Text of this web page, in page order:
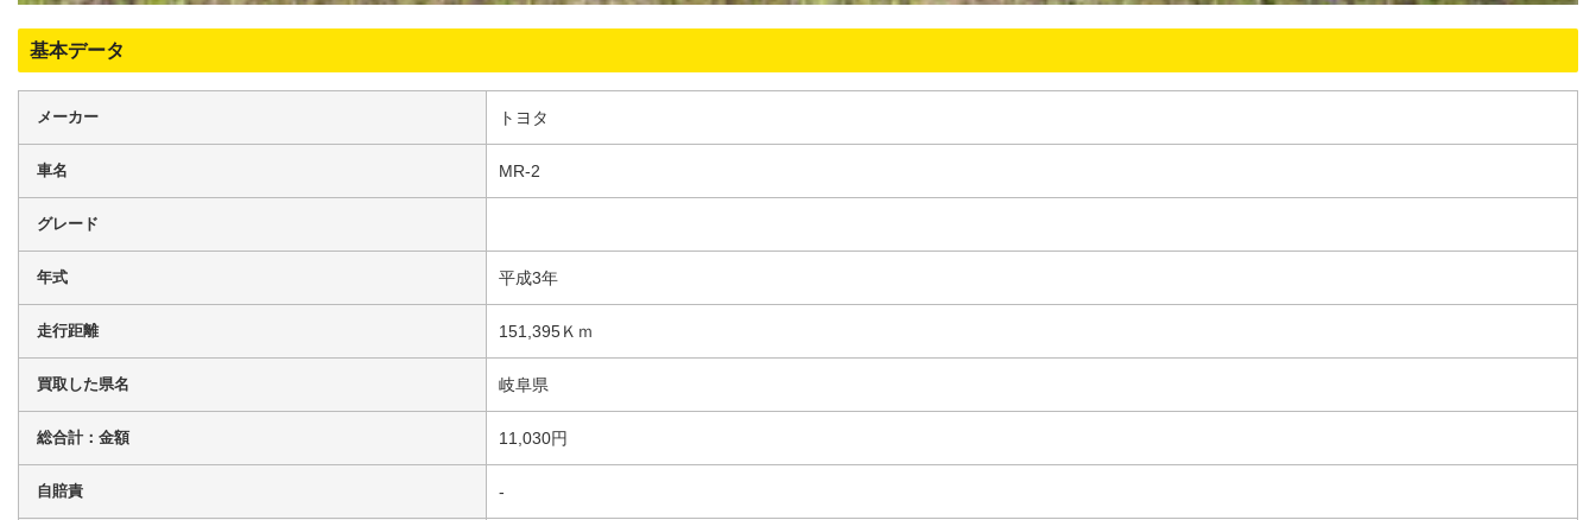
基本データ
メーカー トヨタ
車名 MR-2
グレード
年式 平成3年
走行距離 151,395Ｋｍ
買取した県名 岐阜県
総合計：金額 11,030円
自賠責 -